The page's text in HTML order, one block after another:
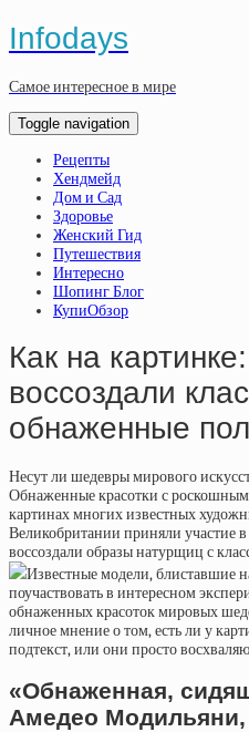
Infodays
Самое интересное в мире
Toggle navigation
Рецепты
Хендмейд
Дом и Сад
Здоровье
Женский Гид
Путешествия
Интересно
Шопинг Блог
КупиОбзор
Как на
воссоздали
обнаженные
Несут ли шедевры мирового
Обнаженные красотки с
картинах многих известных
Великобритании приняли участие
воссоздали образы натурщиц с
Известные модели, блиставшие
поучаствовать в интересном
обнаженных красоток мировых
личное мнение о том, есть ли у
подтекст, или они просто
«Обнаженная,
Амедео Модильяни,